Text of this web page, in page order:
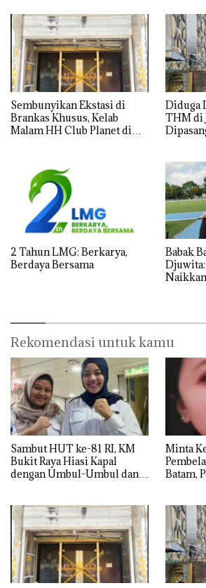
Sembunyikan Ekstasi di
Brankas Khusus, Kelab
Malam HH Club Planet di
Diduga
THM di
2 Tahun LMG: Berkarya,
Berdaya Bersama
Babak
Rekomendasi untuk kamu
Sambut HUT ke-81 RI, KM
Bukit Raya Hiasi Kapal
dengan Umbul-Umbul dan
Minta
Batam,